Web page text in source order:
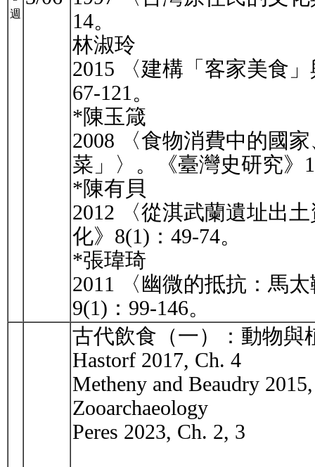
週
14。
林淑玲
2015 〈建構「客家美食
67-121。
*陳玉箴
2008 〈食物消費中的國
菜」〉。《臺灣史研究》
*陳有貝
2012 〈從淇武蘭遺址出
化》8(1)：49-74。
*張瑋琦
2011 〈幽微的抵抗：馬
9(1)：99-146。
古代飲食（一）：動物與
Hastorf 2017, Ch. 4
Metheny and Beaudry
Zooarchaeology
Peres 2023, Ch. 2, 3